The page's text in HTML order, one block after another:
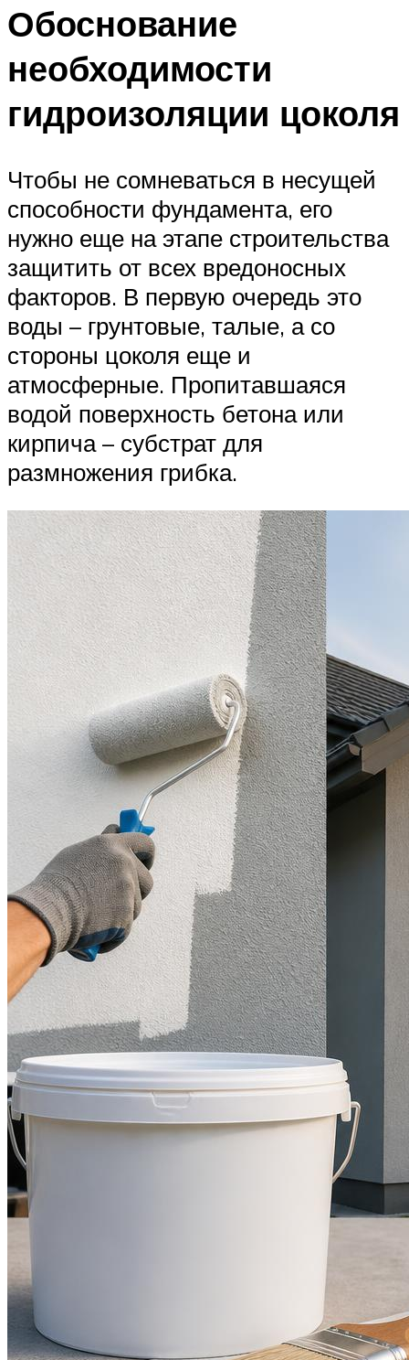
Обоснование
необходимости
гидроизоляции цоколя
Чтобы не сомневаться в несущей
способности фундамента, его
нужно еще на этапе строительства
защитить от всех вредоносных
факторов. В первую очередь это
воды – грунтовые, талые, а со
стороны цоколя еще и
атмосферные. Пропитавшаяся
водой поверхность бетона или
кирпича – субстрат для
размножения грибка.